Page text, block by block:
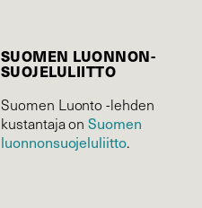
SUOMEN LUONNON­
SUOJELU­LIITTO
Suomen Luonto -lehden
kustantaja onSuomen
luonnonsuojelu­liitto.